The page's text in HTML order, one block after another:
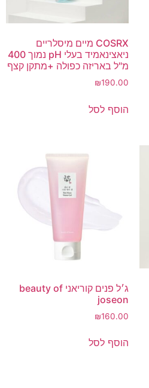
COSRX מיים מיסלריים
ניאצינאמיד בעלי pH נמוך 400
מ"ל באריזה כפולה +מתקן קצף
₪190.00
הוסף לסל
ג׳ל פנים קוריאני beauty of
joseon
₪160.00
הוסף לסל